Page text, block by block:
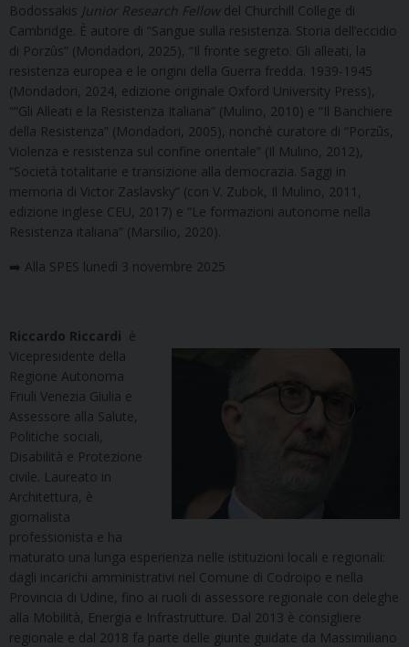
Bodossakis Junior Research Fellowdel Churchill College di
Cambridge. È autore di “Sangue sulla resistenza. Storia dell’eccidio
di Porzûs” (Mondadori, 2025), “Il fronte segreto. Gli alleati, la
resistenza europea e le origini della Guerra fredda. 1939-1945
(Mondadori, 2024, edizione originale Oxford University Press),
““Gli Alleati e la Resistenza Italiana” (Mulino, 2010) e “Il Banchiere
della Resistenza” (Mondadori, 2005), nonché curatore di “Porzûs,
Violenza e resistenza sul confine orientale” (Il Mulino, 2012),
“Società totalitarie e transizione alla democrazia. Saggi in
memoria di Victor Zaslavsky” (con V. Zubok, Il Mulino, 2011,
edizione inglese CEU, 2017) e “Le formazioni autonome nella
Resistenza italiana” (Marsilio, 2020).
➡️ Alla SPES lunedì 3 novembre 2025
Riccardo Riccardi è
Vicepresidente della
Regione Autonoma
Friuli Venezia Giulia e
Assessore alla Salute,
Politiche sociali,
Disabilità e Protezione
civile. Laureato in
Architettura, è
giornalista
professionista e ha
maturato una lunga esperienza nelle istituzioni locali e regionali:
dagli incarichi amministrativi nel Comune di Codroipo e nella
Provincia di Udine, fino ai ruoli di assessore regionale con deleghe
alla Mobilità, Energia e Infrastrutture. Dal 2013 è consigliere
regionale e dal 2018 fa parte delle giunte guidate da Massimiliano